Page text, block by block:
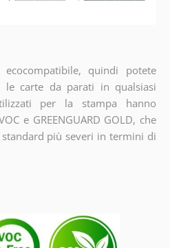
quindi potete
le carte da parati in qualsiasi
per la stampa hanno
e GREENGUARD GOLD, che
più severi in termini di